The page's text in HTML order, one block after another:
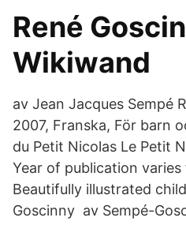
René
Wikiwand
av Jean Jacques Sempé
2007, Franska, För barn
du Petit Nicolas Le Petit
Year of publication
Beautifully illustrated
Goscinny av Sempé-